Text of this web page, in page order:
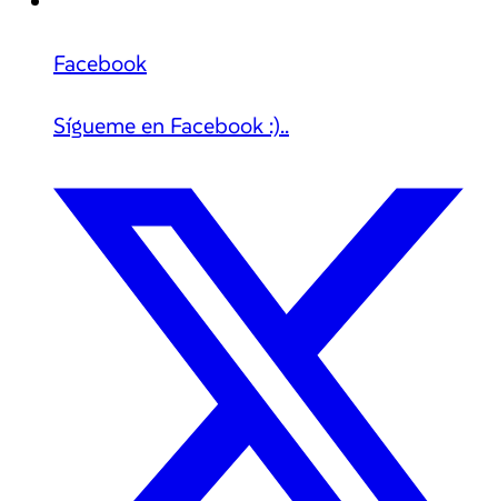
Facebook
Sígueme en Facebook :)..